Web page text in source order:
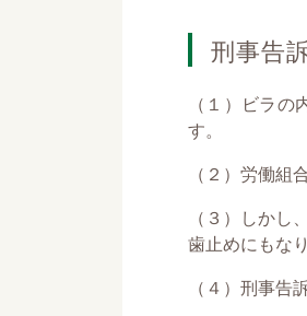
刑事告
（１）ビラ
す。
（２）労働組
（３）しか
歯止めにもな
（４）刑事告